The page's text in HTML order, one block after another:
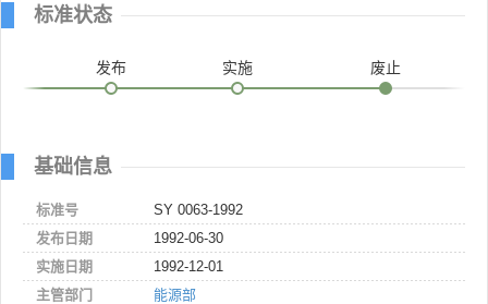
标准状态
发布 实施 废止
基础信息
标准号
SY 0063-1992
发布日期
1992-06-30
实施日期
1992-12-01
主管部门
能源部